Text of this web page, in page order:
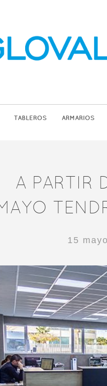
TABLEROS ARMARIOS
A PARTIR
15